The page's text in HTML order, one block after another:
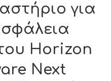
για
Horizon
Next